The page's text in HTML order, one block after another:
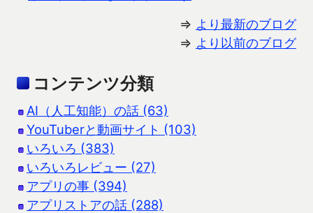
⇒ より最新のブログ
⇒ より以前のブログ
コンテンツ分類
AI（人工知能）の話 (63)
YouTuberと動画サイト (103)
いろいろ (383)
いろいろレビュー (27)
アプリの事 (394)
アプリストアの話 (288)